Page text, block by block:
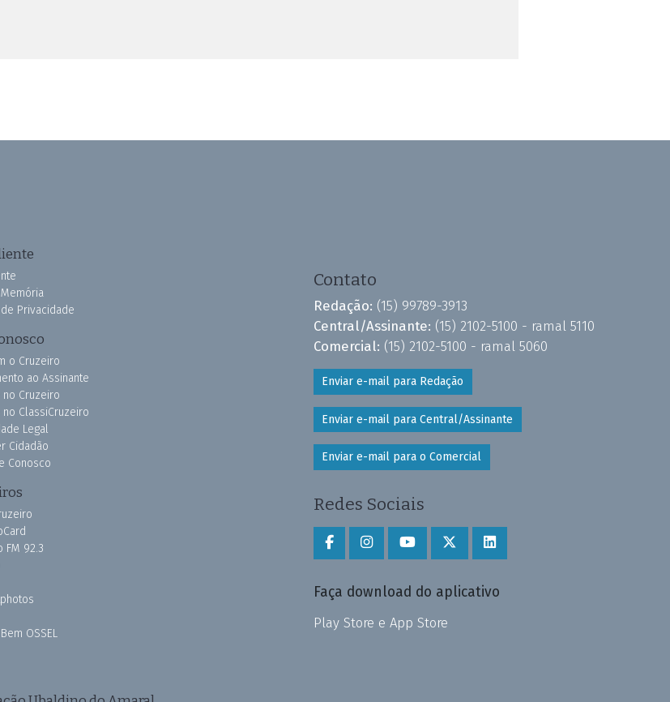
Privacidade
o Cruzeiro
ao Assinante
no Cruzeiro
no ClassiCruzeiro
Legal
Cidadão
Conosco
FM 92.3
OSSEL
Contato
Redação: (15) 99789-3913
Central/Assinante: (15) 2102-5100 - ramal 5110
Comercial: (15) 2102-5100 - ramal 5060
Enviar e-mail para Redação
Enviar e-mail para Central/Assinante
Enviar e-mail para o Comercial
Redes Sociais
Faça download do aplicativo
Play Store e App Store